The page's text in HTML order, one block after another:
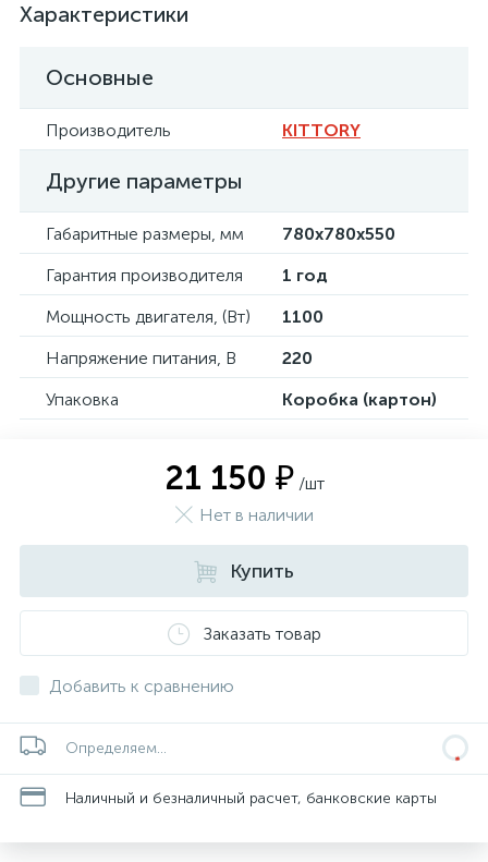
Характеристики
Основные
Производитель KITTORY
Другие параметры
Габаритные размеры, мм
780х780х550
Гарантия производителя
1 год
Мощность двигателя, (Вт)
1100
Напряжение питания, В
220
Упаковка
Коробка (картон)
21 150 ₽ /шт
Нет в наличии
Купить
Заказать товар
Добавить к сравнению
Определяем...
Наличный и безналичный расчет, банковские карты